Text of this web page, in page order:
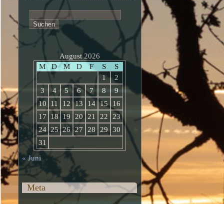
nach:
August 2026
M
D M D F S
S
1
2
3
4 5 6 7 8
9
10
11 12 13 14 15
16
17
18 19 20 21 22
23
24 25 26 27 28 29
30
31
« Juni
Meta